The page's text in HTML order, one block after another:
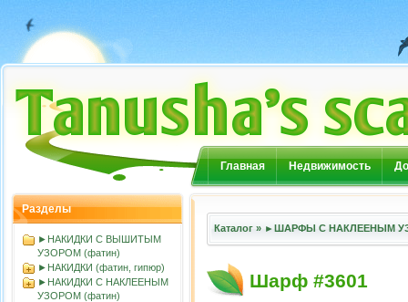
Главная Недвижимость
Разделы
►НАКИДКИ С ВЫШИТЫМ
УЗОРОМ (фатин)
►НАКИДКИ (фатин, гипюр)
►НАКИДКИ С НАКЛЕЕНЫМ
УЗОРОМ (фатин)
Каталог » ►ШАРФЫ С НАКЛЕЕНЫМ
Шарф #3601